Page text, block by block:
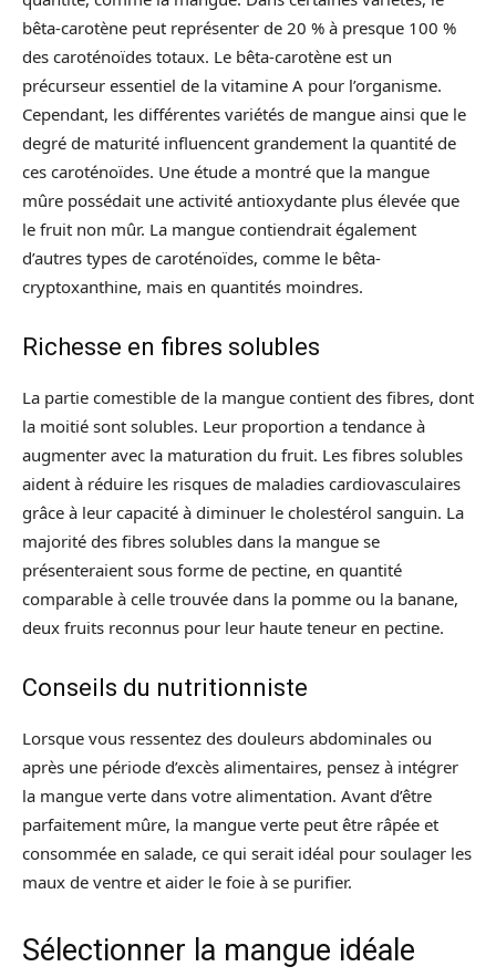
bêta-carotène peut représenter de 20 % à presque 100 %
des caroténoïdes totaux. Le bêta-carotène est un
précurseur essentiel de la vitamine A pour l’organisme.
Cependant, les différentes variétés de mangue ainsi que le
degré de maturité influencent grandement la quantité de
ces caroténoïdes. Une étude a montré que la mangue
mûre possédait une activité antioxydante plus élevée que
le fruit non mûr. La mangue contiendrait également
d’autres types de caroténoïdes, comme le bêta-
cryptoxanthine, mais en quantités moindres.
Richesse en fibres solubles
La partie comestible de la mangue contient des fibres, dont
la moitié sont solubles. Leur proportion a tendance à
augmenter avec la maturation du fruit. Les fibres solubles
aident à réduire les risques de maladies cardiovasculaires
grâce à leur capacité à diminuer le cholestérol sanguin. La
majorité des fibres solubles dans la mangue se
présenteraient sous forme de pectine, en quantité
comparable à celle trouvée dans la pomme ou la banane,
deux fruits reconnus pour leur haute teneur en pectine.
Conseils du nutritionniste
Lorsque vous ressentez des douleurs abdominales ou
après une période d’excès alimentaires, pensez à intégrer
la mangue verte dans votre alimentation. Avant d’être
parfaitement mûre, la mangue verte peut être râpée et
consommée en salade, ce qui serait idéal pour soulager les
maux de ventre et aider le foie à se purifier.
Sélectionner la mangue idéale